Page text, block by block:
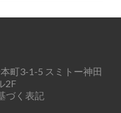
町3-1-5 スミトー神田
2F
づく表記